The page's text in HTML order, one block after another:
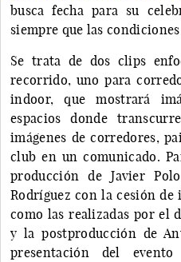
busca fecha para su
siempre que las
Se trata de dos clips
recorrido, uno para
indoor, que mostrará
espacios donde
imágenes de corredores,
club en un comunicado.
producción de Javier
Rodríguez con la cesión de
como las realizadas por el
y la postproducción de
presentación del